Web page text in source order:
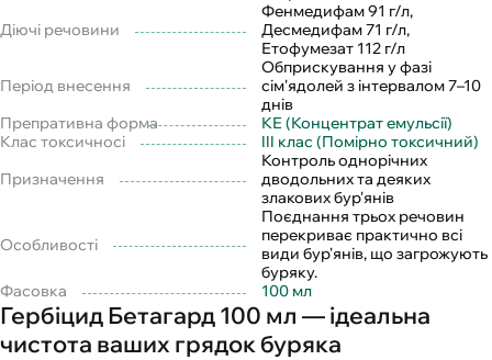
Діючі речовини
Фенмедифам 91 г/л,
Десмедифам 71 г/л,
Етофумезат 112 г/л
Період внесення
Обприскування у фазі
сім'ядолей з інтервалом 7–10
днів
Препративна форма
КЕ (Концентрат емульсії)
Клас токсичносі
III клас (Помірно токсичний)
Призначення
Контроль однорічних
дводольних та деяких
злакових бур'янів
Особливості
Поєднання трьох речовин
перекриває практично всі
види бур'янів, що загрожують
буряку.
Фасовка
100 мл
Гербіцид Бетагард 100 мл — ідеальна
чистота ваших грядок буряка